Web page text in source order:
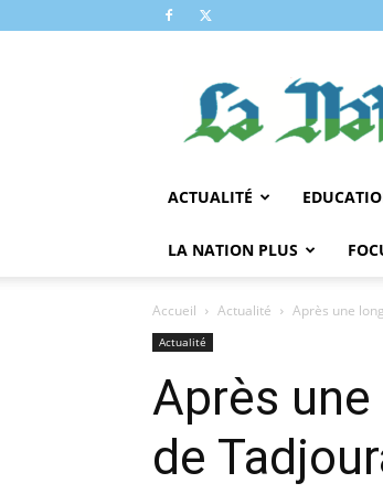
ACTUALITÉ
LA NATION PLUS
Accueil Actualité Après une
Actualité
Après
de